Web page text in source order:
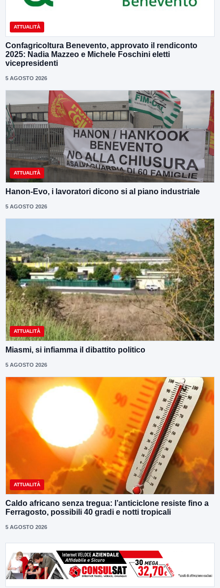
ATTUALITÀ
Confagricoltura Benevento, approvato il rendiconto
2025: Nadia Mazzeo e Michele Foschini eletti
vicepresidenti
5 AGOSTO 2026
ATTUALITÀ
Hanon-Evo, i lavoratori dicono si al piano industriale
5 AGOSTO 2026
ATTUALITÀ
Miasmi, si infiamma il dibattito politico
5 AGOSTO 2026
ATTUALITÀ
Caldo africano senza tregua: l’anticiclone resiste fino a
Ferragosto, possibili 40 gradi e notti tropicali
5 AGOSTO 2026